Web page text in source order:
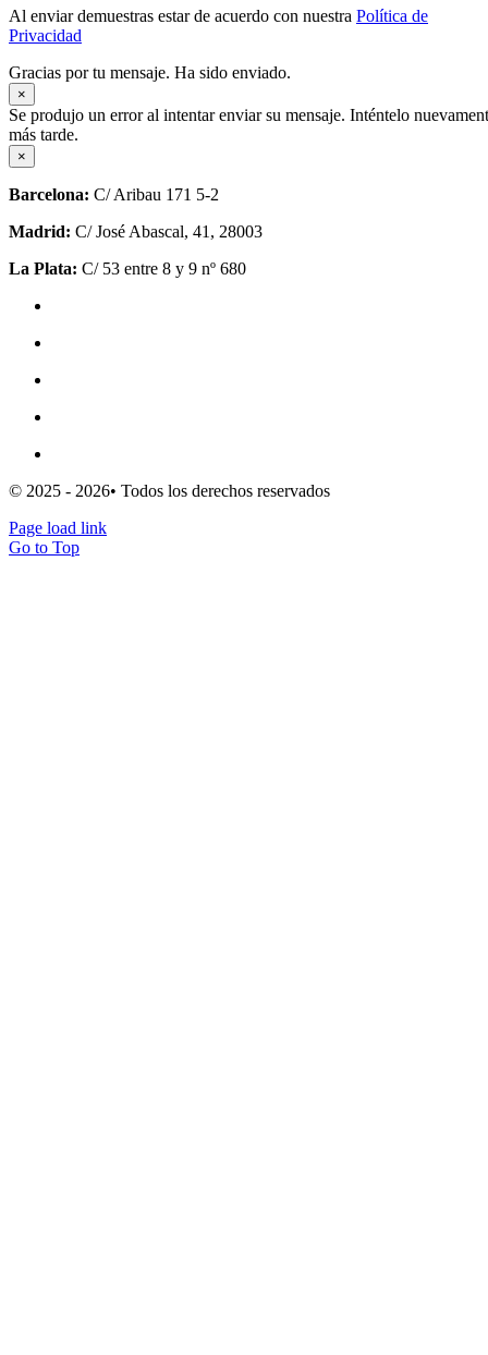
Al enviar demuestras estar de acuerdo con nuestra Política de
Privacidad
Gracias por tu mensaje. Ha sido enviado.
×
Se produjo un error al intentar enviar su mensaje. Inténtelo
más tarde.
×
Barcelona: C/ Aribau 171 5-2
Madrid: C/ José Abascal, 41, 28003
La Plata: C/ 53 entre 8 y 9 nº 680
© 2025 - 2026• Todos los derechos reservados
Page load link
Go to Top